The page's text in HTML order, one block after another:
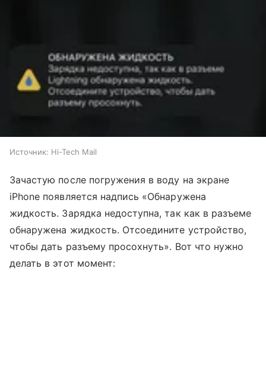
Источник: Hi-Tech Mail
Зачастую после погружения в воду на экране
iPhone появляется надпись «Обнаружена
жидкость. Зарядка недоступна, так как в разъеме
обнаружена жидкость. Отсоедините устройство,
чтобы дать разъему просохнуть». Вот что нужно
делать в этот момент: